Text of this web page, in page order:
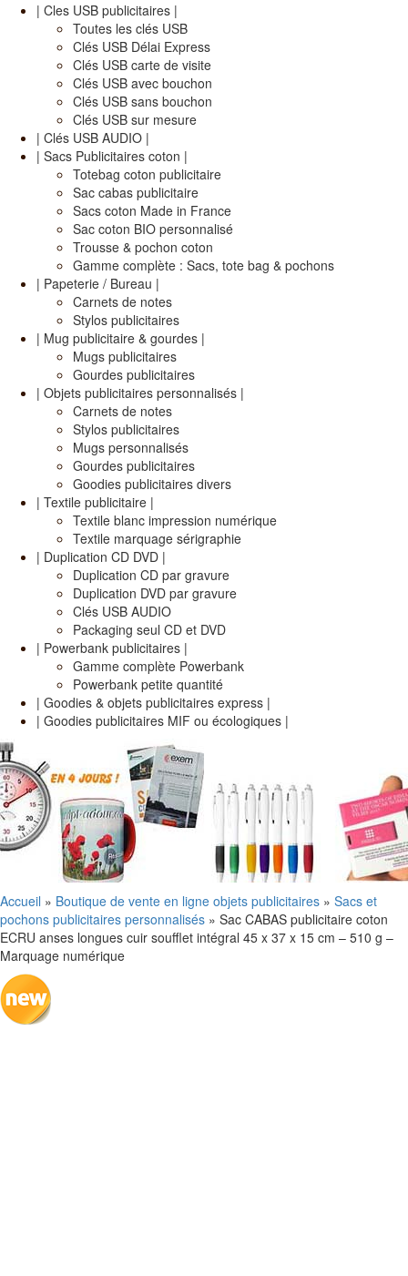
| Cles USB publicitaires |
Toutes les clés USB
Clés USB Délai Express
Clés USB carte de visite
Clés USB avec bouchon
Clés USB sans bouchon
Clés USB sur mesure
| Clés USB AUDIO |
| Sacs Publicitaires coton |
Totebag coton publicitaire
Sac cabas publicitaire
Sacs coton Made in France
Sac coton BIO personnalisé
Trousse & pochon coton
Gamme complète : Sacs, tote bag & pochons
| Papeterie / Bureau |
Carnets de notes
Stylos publicitaires
| Mug publicitaire & gourdes |
Mugs publicitaires
Gourdes publicitaires
| Objets publicitaires personnalisés |
Carnets de notes
Stylos publicitaires
Mugs personnalisés
Gourdes publicitaires
Goodies publicitaires divers
| Textile publicitaire |
Textile blanc impression numérique
Textile marquage sérigraphie
| Duplication CD DVD |
Duplication CD par gravure
Duplication DVD par gravure
Clés USB AUDIO
Packaging seul CD et DVD
| Powerbank publicitaires |
Gamme complète Powerbank
Powerbank petite quantité
| Goodies & objets publicitaires express |
| Goodies publicitaires MIF ou écologiques |
Accueil » Boutique de vente en ligne objets publicitaires » Sacs et
pochons publicitaires personnalisés » Sac CABAS publicitaire coton
ECRU anses longues cuir soufflet intégral 45 x 37 x 15 cm – 510 g –
Marquage numérique